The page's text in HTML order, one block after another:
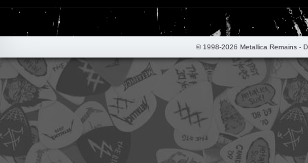
© 1998-2026 Metallica Remains -